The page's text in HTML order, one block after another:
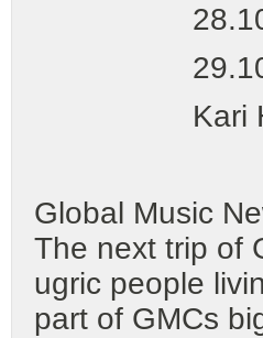
28.10.
29.10.
Kari
Global Music
The next trip of
ugric people
part of GMCs